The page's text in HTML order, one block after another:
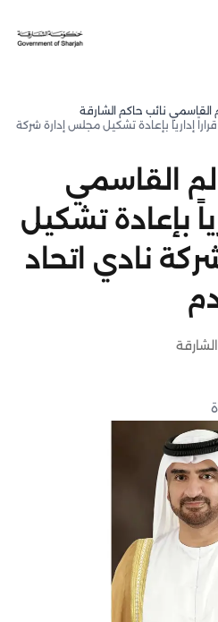
القاسمي نائب حاكم الشارقة
إدارياً بإعادة تشكيل مجلس إدارة شركة
القاسمي
بإعادة تشكيل
نادي اتحاد